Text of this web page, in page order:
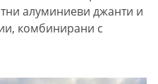
алуминиеви джанти и
комбинирани с